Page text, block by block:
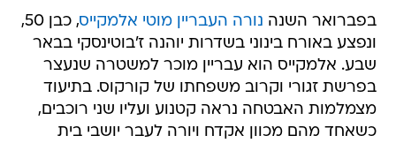
בפברואר השנה נורה העבריין מוטי אלמקייס
, כבן 50,
ונפצע באורח בינוני בשדרות יוהנה ז'בוטינסקי בבאר
שבע. אלמקייס הוא עבריין מוכר למשטרה שנעצר
בפרשת זגורי וקרוב משפחתו של קורקוס. בתיעוד
מצמלמות האבטחה נראה קטנוע ועליו שני רוכבים,
כשאחד מהם מכוון אקדח ויורה לעבר יושבי בית